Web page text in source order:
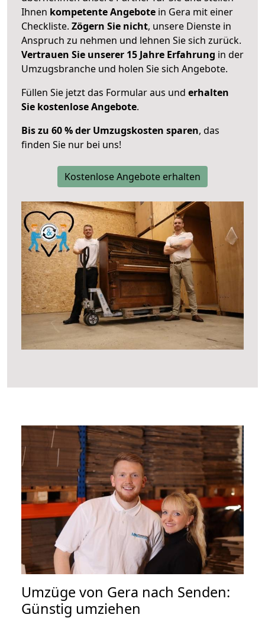
Ihnen kompetente Angebote in Gera mit einer
Checkliste. Zögern Sie nicht, unsere Dienste in
Anspruch zu nehmen und lehnen Sie sich zurück.
Vertrauen Sie unserer 15 Jahre Erfahrung in der
Umzugsbranche und holen Sie sich Angebote.
Füllen Sie jetzt das Formular aus und erhalten
Sie kostenlose Angebote.
Bis zu 60 % der Umzugskosten sparen, das
finden Sie nur bei uns!
Kostenlose Angebote erhalten
Umzüge von Gera nach Senden:
Günstig umziehen